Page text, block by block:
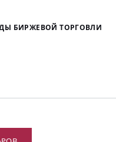
БИРЖЕВОЙ ТОРГОВЛИ